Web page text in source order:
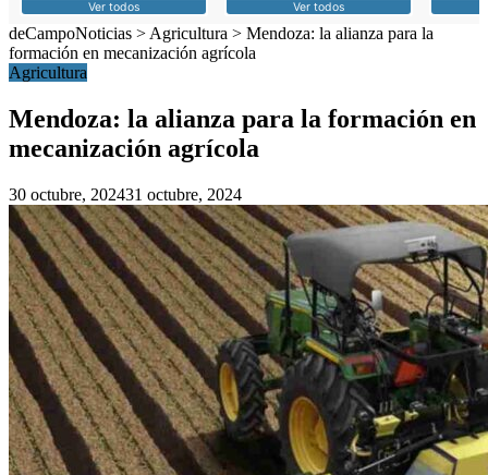
Ver todos
Ver todos
deCampoNoticias > Agricultura > Mendoza: la alianza para la
formación en mecanización agrícola
Agricultura
Mendoza: la alianza para la formación en
mecanización agrícola
30 octubre, 202431 octubre, 2024